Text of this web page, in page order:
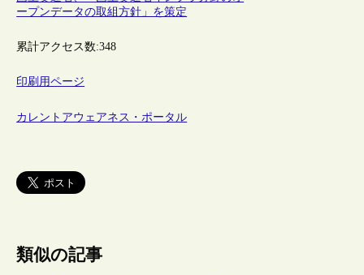
ープンデータの取組方針」を策定
累計アクセス数:348
印刷用ページ
カレントアウェアネス・ポータル
類似の記事